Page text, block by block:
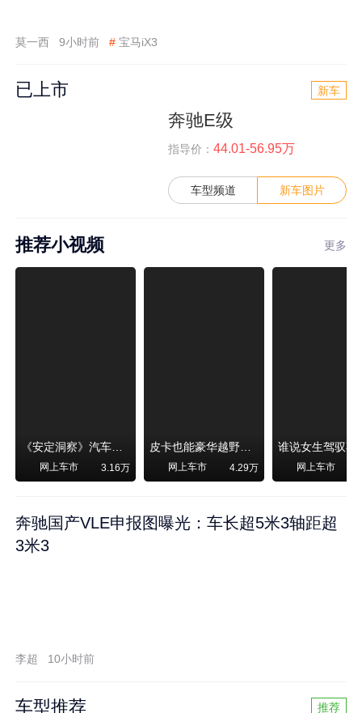
莫一西 9小时前 # 宝马iX3
已上市 新车
奔驰E级
指导价： 44.01-56.95万
车型频道 新车图片
推荐小视频 更多
《安定洞察》汽车烧不烧油，和石油安全无关！
网上车市 3.16万
皮卡也能豪华越野！纵横F700上市，限时卖29.99万起
网上车市 4.29万 网上车市
奔驰国产VLE申报图曝光：车长超5米3轴距超
3米3
李超 10小时前
车型推荐 推荐